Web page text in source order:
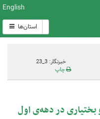
English
استان‌ها
خبرنگار: 3_23
چاپ
بختیاری در دهه‌ی اول